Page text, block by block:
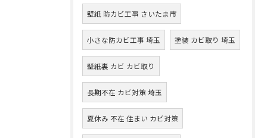
壁紙 防カビ工事 さいたま市
小さな防カビ工事 埼玉 塗装 カビ取り 埼玉
壁紙裏 カビ カビ取り
長期不在 カビ対策 埼玉
夏休み 不在 住まい カビ対策